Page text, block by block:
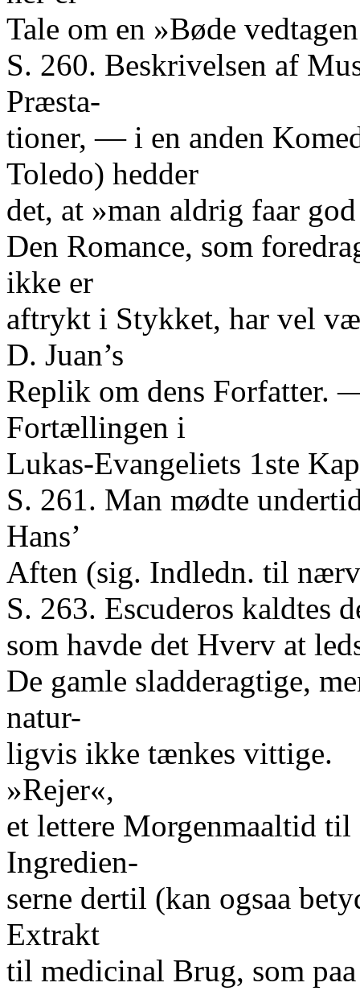
Tale om en »Bøde
S. 260. Beskrivelsen af
Præsta-
tioner, — i en anden
Toledo) hedder
det, at »man aldrig faar
Den Romance, som
ikke er
aftrykt i Stykket, har vel
D. Juan’s
Replik om dens Forfatter.
Fortællingen i
Lukas-Evangeliets 1ste
S. 261. Man mødte
Hans’
Aften (sig. Indledn. til
S. 263. Escuderos kaldtes
som havde det Hverv at
De gamle sladderagtige,
natur-
ligvis ikke tænkes vittige.
»Rejer«,
et lettere Morgenmaaltid til
Ingredien-
serne dertil (kan ogsaa
Extrakt
til medicinal Brug, som